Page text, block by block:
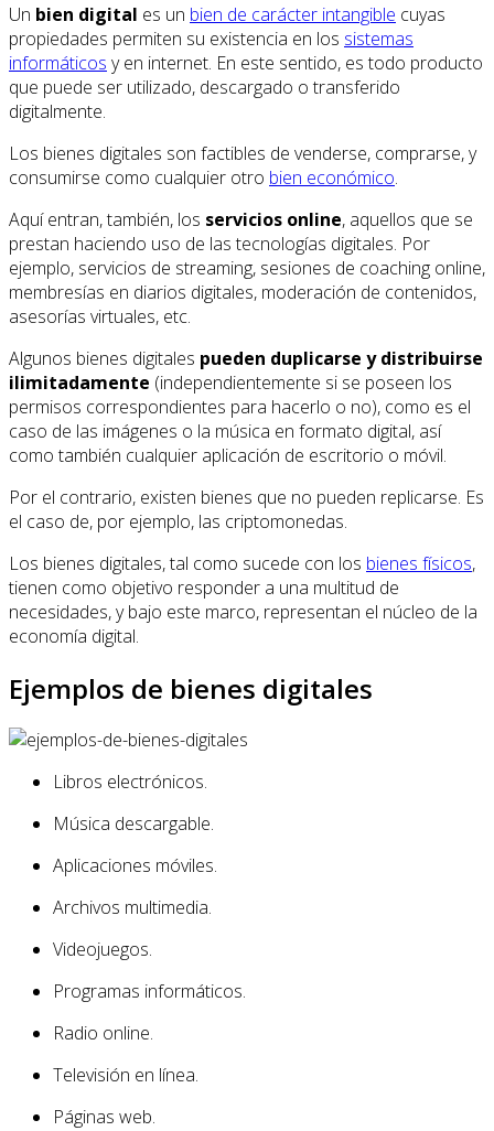
Un bien digital es un bien de carácter intangible cuyas
propiedades permiten su existencia en los sistemas
informáticos y en internet. En este sentido, es todo producto
que puede ser utilizado, descargado o transferido
digitalmente.
Los bienes digitales son factibles de venderse, comprarse, y
consumirse como cualquier otro bien económico.
Aquí entran, también, los servicios online, aquellos que se
prestan haciendo uso de las tecnologías digitales. Por
ejemplo, servicios de streaming, sesiones de coaching online,
membresías en diarios digitales, moderación de contenidos,
asesorías virtuales, etc.
Algunos bienes digitales pueden duplicarse y distribuirse
ilimitadamente (independientemente si se poseen los
permisos correspondientes para hacerlo o no), como es el
caso de las imágenes o la música en formato digital, así
como también cualquier aplicación de escritorio o móvil.
Por el contrario, existen bienes que no pueden replicarse. Es
el caso de, por ejemplo, las criptomonedas.
Los bienes digitales, tal como sucede con los bienes físicos,
tienen como objetivo responder a una multitud de
necesidades, y bajo este marco, representan el núcleo de la
economía digital.
Ejemplos de bienes digitales
Libros electrónicos.
Música descargable.
Aplicaciones móviles.
Archivos multimedia.
Videojuegos.
Programas informáticos.
Radio online.
Televisión en línea.
Páginas web.